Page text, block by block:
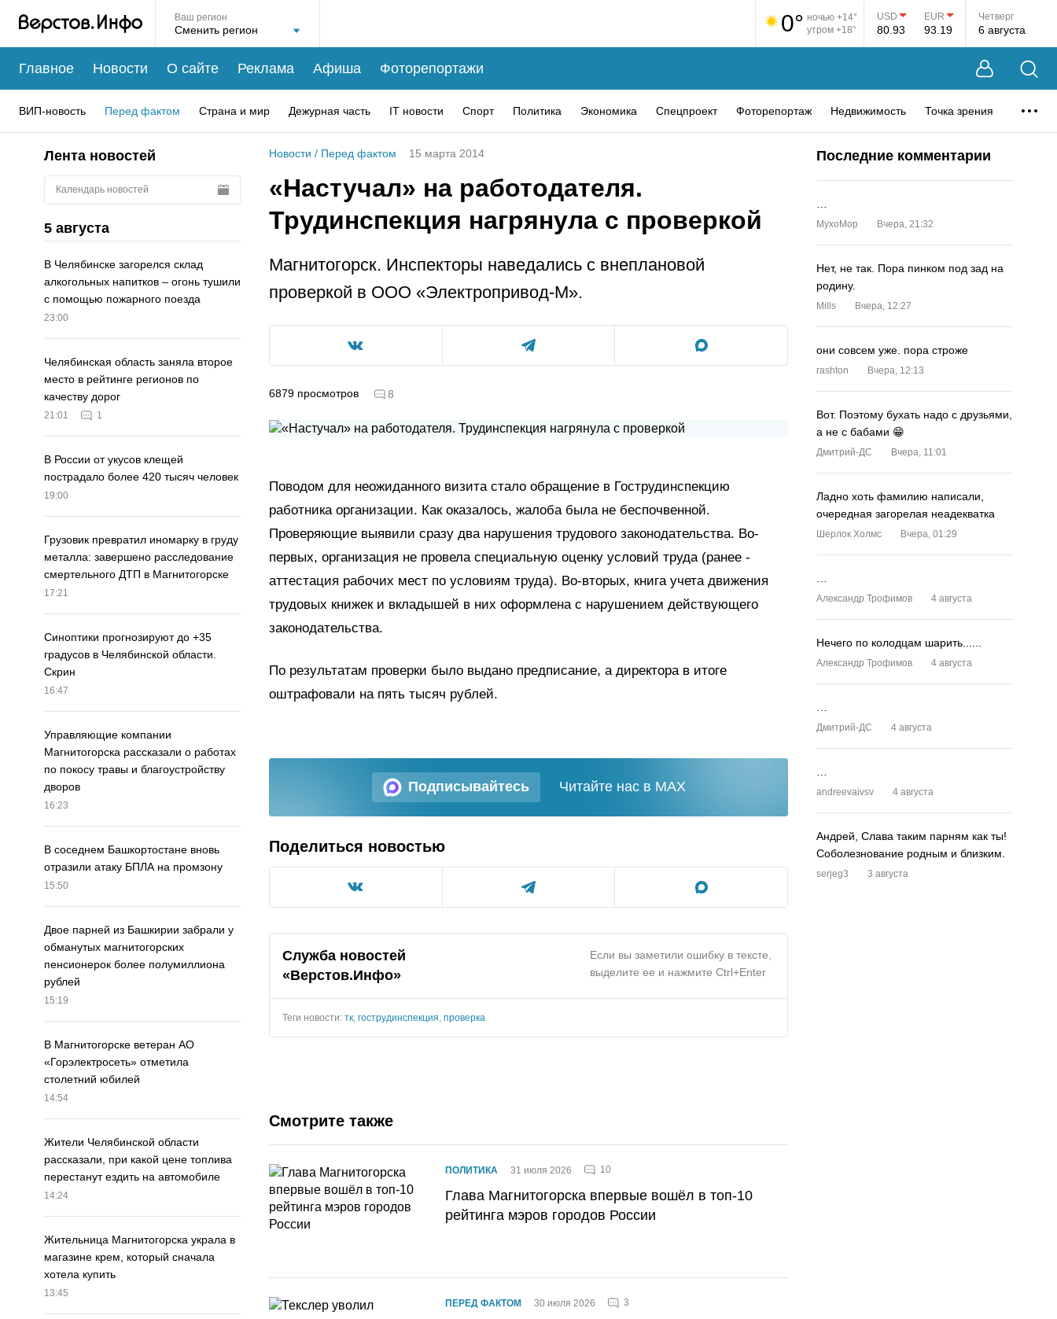
Ваш регион 0° ночью +14°
утром +18°
USD
80.93
EUR
93.19
Четверг
6 августа
Главное Новости О сайте Реклама Афиша Фоторепортажи
ВИП-новость Перед фактом Страна и мир Дежурная часть IT новости Спорт Политика Экономика Спецпроект Фоторепортаж Недвижимость Точка зрения
Лента новостей
Календарь новостей
5 августа
В Челябинске загорелся склад
алкогольных напитков – огонь тушили
с помощью пожарного поезда
23:00
Челябинская область заняла второе
место в рейтинге регионов по
качеству дорог
21:01 1
В России от укусов клещей
пострадало более 420 тысяч человек
19:00
Грузовик превратил иномарку в груду
металла: завершено расследование
смертельного ДТП в Магнитогорске
17:21
Синоптики прогнозируют до +35
градусов в Челябинской области.
Скрин
16:47
Управляющие компании
Магнитогорска рассказали о работах
по покосу травы и благоустройству
дворов
16:23
В соседнем Башкортостане вновь
отразили атаку БПЛА на промзону
15:50
Двое парней из Башкирии забрали у
обманутых магнитогорских
пенсионерок более полумиллиона
рублей
15:19
В Магнитогорске ветеран АО
«Горэлектросеть» отметила
столетний юбилей
14:54
Жители Челябинской области
рассказали, при какой цене топлива
перестанут ездить на автомобиле
14:24
Жительница Магнитогорска украла в
магазине крем, который сначала
хотела купить
13:45
Новости / Перед фактом 15 марта 2014
«Настучал» на работодателя.
Трудинспекция нагрянула с проверкой
Магнитогорск. Инспекторы наведались с внеплановой
проверкой в ООО «Электропривод-М».
6879 просмотров 8
Поводом для неожиданного визита стало обращение в Гострудинспекцию
работника организации. Как оказалось, жалоба была не беспочвенной.
Проверяющие выявили сразу два нарушения трудового законодательства. Во-
первых, организация не провела специальную оценку условий труда (ранее -
аттестация рабочих мест по условиям труда). Во-вторых, книга учета движения
трудовых книжек и вкладышей в них оформлена с нарушением действующего
законодательства.
По результатам проверки было выдано предписание, а директора в итоге
оштрафовали на пять тысяч рублей.
Подписывайтесь Читайте нас в MAX
Поделиться новостью
Служба новостей
«Верстов.Инфо»
Если вы заметили ошибку в тексте,
выделите ее и нажмите Ctrl+Enter
Теги новости: тк гострудинспекция проверка
Смотрите также
ПОЛИТИКА 31 июля 2026 10
Глава Магнитогорска впервые вошёл в топ-10
рейтинга мэров городов России
ПЕРЕД ФАКТОМ 30 июля 2026 3
Последние комментарии
MyxoMop Вчера, 21:32
Нет, не так. Пора пинком под зад на
родину.
Mills Вчера, 12:27
они совсем уже. пора строже
rashton Вчера, 12:13
Вот. Поэтому бухать надо с друзьями,
а не с бабами 😁
Дмитрий-ДС Вчера, 11:01
Ладно хоть фамилию написали,
очередная загорелая неадекватка
Шерлок Холмс Вчера, 01:29
Александр Трофимов 4 августа
Нечего по колодцам шарить......
Александр Трофимов 4 августа
Дмитрий-ДС 4 августа
andreevaivsv 4 августа
Андрей, Слава таким парням как ты!
Соболезнование родным и близким.
serjeg3 3 августа